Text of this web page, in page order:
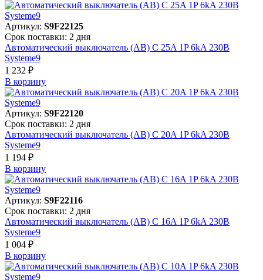
Артикул: S9F22125
Срок поставки: 2 дня
Автоматический выключатель (АВ) C 25A 1P 6kA 230В
Systeme9
1 232 ₽
В корзинy
Артикул: S9F22120
Срок поставки: 2 дня
Автоматический выключатель (АВ) C 20A 1P 6kA 230В
Systeme9
1 194 ₽
В корзинy
Артикул: S9F22116
Срок поставки: 2 дня
Автоматический выключатель (АВ) C 16A 1P 6kA 230В
Systeme9
1 004 ₽
В корзинy